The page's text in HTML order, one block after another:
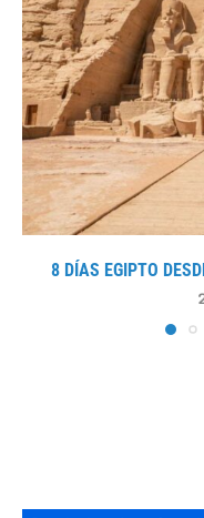
8 DÍAS EGIPTO